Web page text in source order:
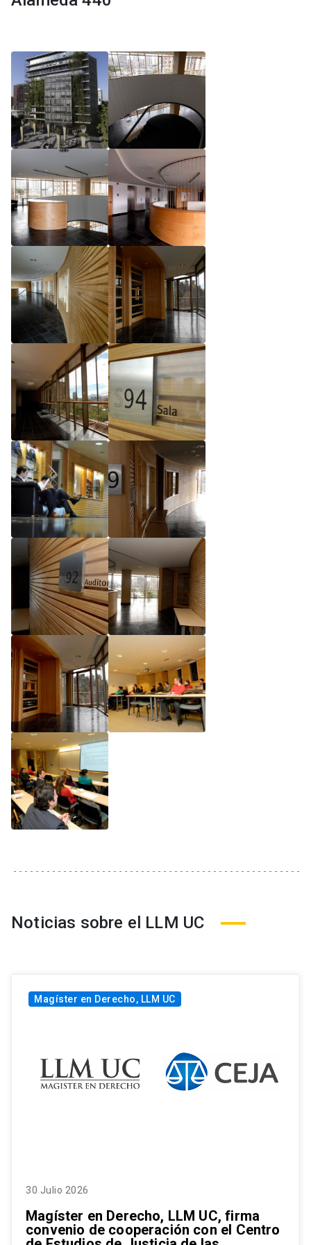
Reglamento de Magíster, Pontificia Universidad
Universidad Católica de Chile
Reglamento de Magíster, Pontificia Universidad
Católica de Chile LLM UC 2025
Reglamento de Seminarios de Graduación
Programa de Magíster en Derecho, LLM 2025
Noticias sobre el LLM UC
Magíster en Derecho, LLM UC
30 Julio 2026
Magíster en Derecho, LLM UC, firma
convenio de cooperación con el Centro